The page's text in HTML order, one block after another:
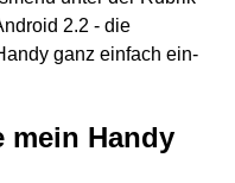
2.2 - die
ganz einfach ein-
mein Handy